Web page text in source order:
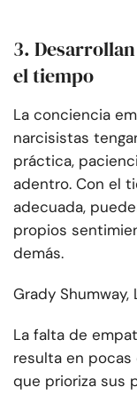
3.
el tiempo
La conciencia
narcisistas
práctica,
adentro. Con el
adecuada,
propios
demás.
Grady Shumway,
La falta de
resulta en pocas
que prioriza sus